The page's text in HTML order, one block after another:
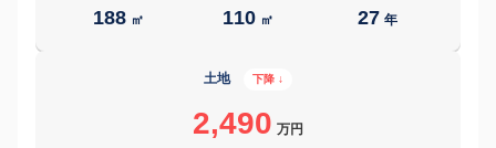
188 ㎡ 110 ㎡ 27 年
土地 下降 ↓
2,490 万円